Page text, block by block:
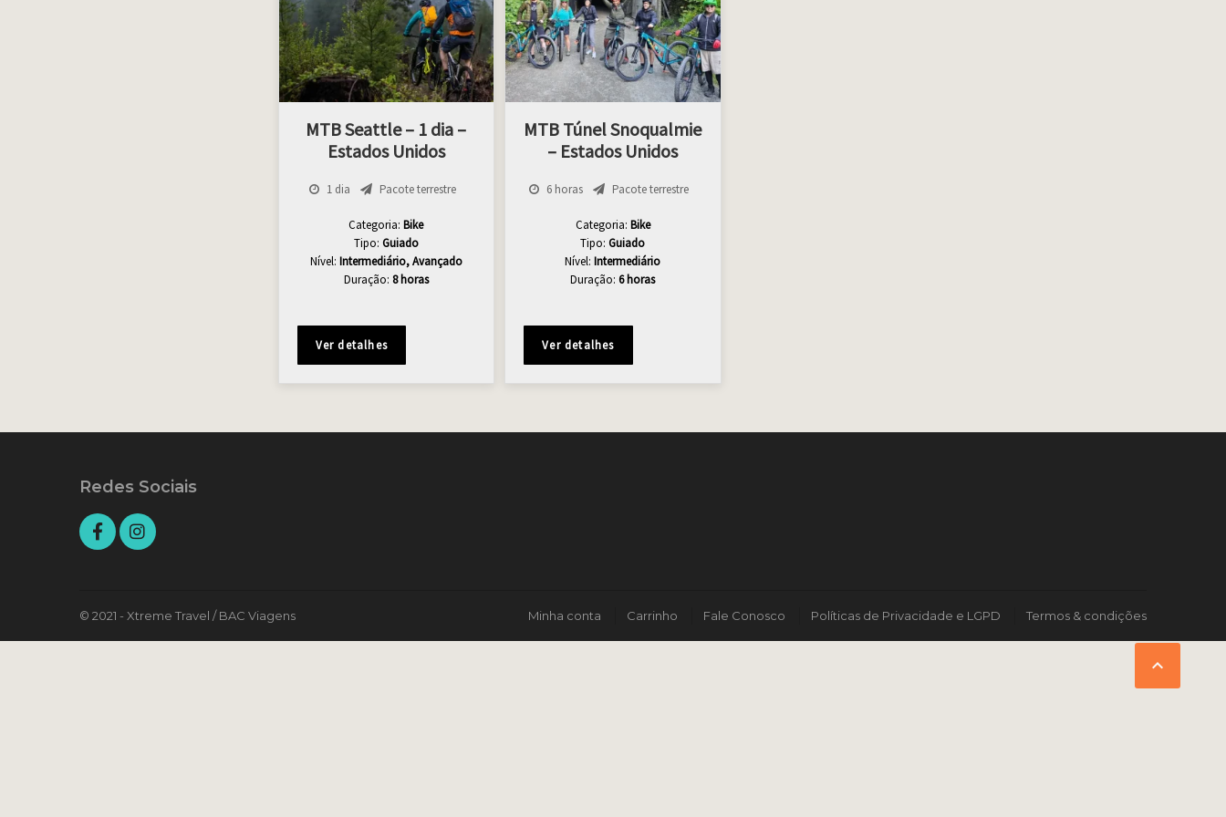
MTB Seattle – 1 dia –
Estados Unidos
1 dia Pacote terrestre
Categoria:Bike
Tipo: Guiado
Nível: Intermediário, Avançado
Duração: 8 horas
Ver detalhes
MTB Túnel Snoqualmie
– Estados Unidos
6 horas Pacote terrestre
Categoria: Bike
Tipo:Guiado
Nível:Intermediário
Duração:6 horas
Ver detalhes
Redes Sociais
© 2021 - Xtreme Travel / BAC Viagens Minha conta Carrinho Fale Conosco Políticas de Privacidade e LGPD Termos & condições
